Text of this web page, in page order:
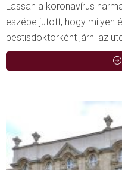
Lassan a koronavírus
eszébe jutott, hogy milyen
pestisdoktorként járni az